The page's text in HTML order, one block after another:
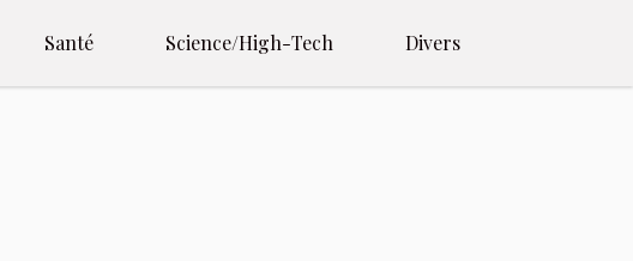
Santé Science/High-Tech Divers